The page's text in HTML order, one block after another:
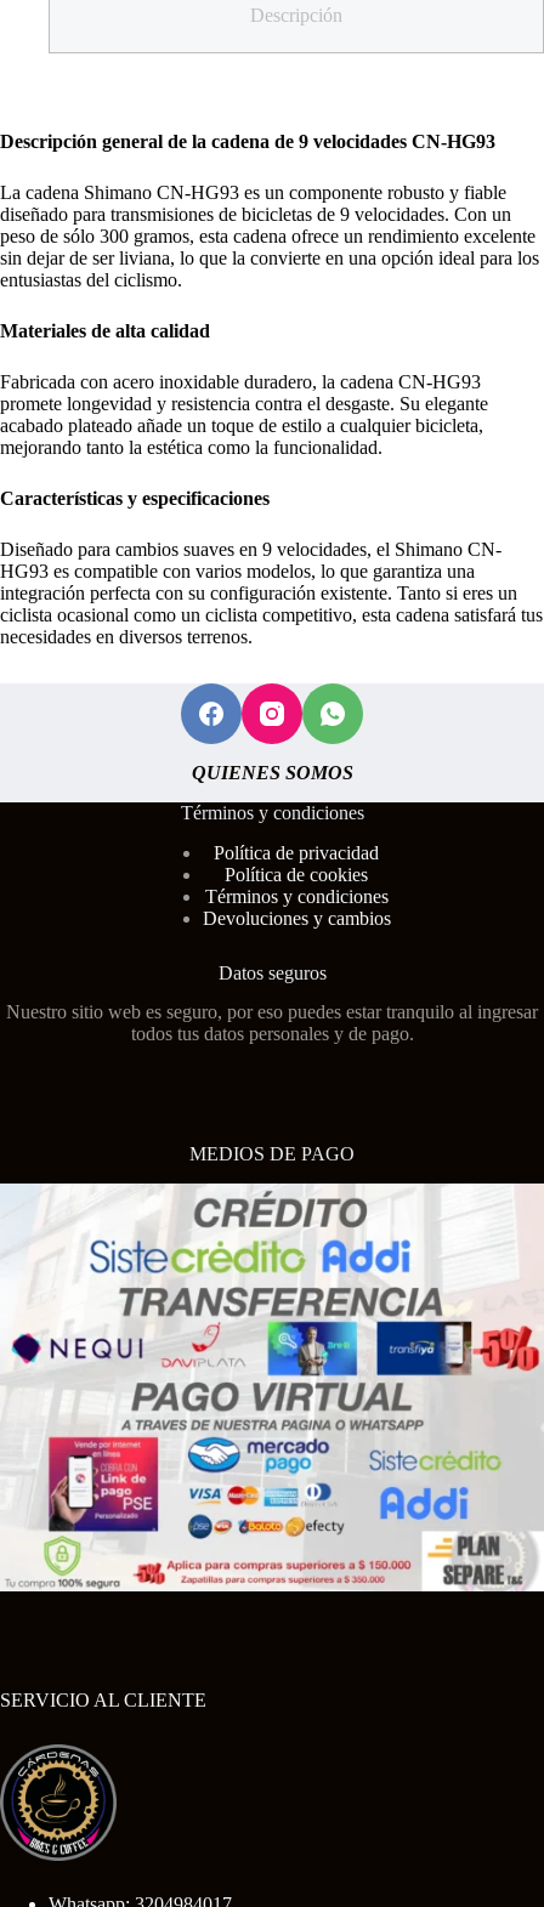
Descripción
Descripción general de la cadena de 9 velocidades CN-HG93
La cadena Shimano CN-HG93 es un componente robusto y fiable
diseñado para transmisiones de bicicletas de 9 velocidades. Con un
peso de sólo 300 gramos, esta cadena ofrece un rendimiento excelente
sin dejar de ser liviana, lo que la convierte en una opción ideal para los
entusiastas del ciclismo.
Materiales de alta calidad
Fabricada con acero inoxidable duradero, la cadena CN-HG93
promete longevidad y resistencia contra el desgaste. Su elegante
acabado plateado añade un toque de estilo a cualquier bicicleta,
mejorando tanto la estética como la funcionalidad.
Características y especificaciones
Diseñado para cambios suaves en 9 velocidades, el Shimano CN-
HG93 es compatible con varios modelos, lo que garantiza una
integración perfecta con su configuración existente. Tanto si eres un
ciclista ocasional como un ciclista competitivo, esta cadena satisfará tus
necesidades en diversos terrenos.
QUIENES SOMOS
Términos y condiciones
Política de privacidad
Política de cookies
Términos y condiciones
Devoluciones y cambios
Datos seguros
Nuestro sitio web es seguro, por eso puedes estar tranquilo al ingresar
todos tus datos personales y de pago.
MEDIOS DE PAGO
SERVICIO AL CLIENTE